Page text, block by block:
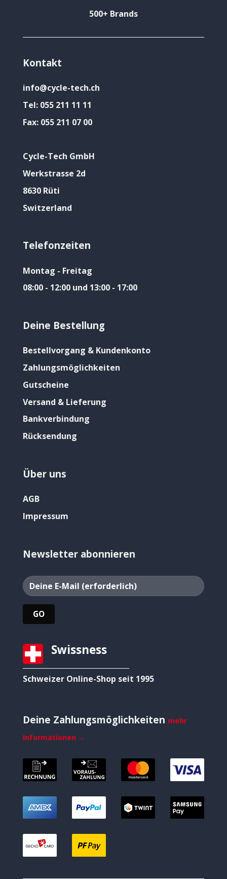
500+ Brands
Kontakt
info@cycle-tech.ch
Tel: 055 211 11 11
Fax: 055 211 07 00
Cycle-Tech GmbH
Werkstrasse 2d
8630 Rüti
Switzerland
Telefonzeiten
Montag - Freitag
08:00 - 12:00 und 13:00 - 17:00
Deine Bestellung
Bestellvorgang & Kundenkonto
Zahlungsmöglichkeiten
Gutscheine
Versand & Lieferung
Bankverbindung
Rücksendung
Über uns
AGB
Impressum
Newsletter abonnieren
Swissness
Schweizer Online-Shop seit 1995
Deine Zahlungsmöglichkeiten mehr
Informationen →